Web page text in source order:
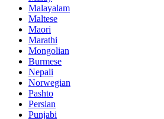
Malayalam
Maltese
Maori
Marathi
Mongolian
Burmese
Nepali
Norwegian
Pashto
Persian
Punjabi